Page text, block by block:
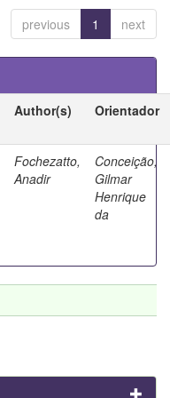
previous 1 next
Author(s) Orientador
Fochezatto,
Anadir
Conceição,
Gilmar
Henrique
da